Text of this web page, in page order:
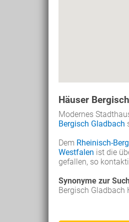
Häuser
Modernes
Bergisch Gladbach
Dem Rheinisch-
Westfalen ist die
gefallen, so
Synonyme zur
Bergisch Gladbach